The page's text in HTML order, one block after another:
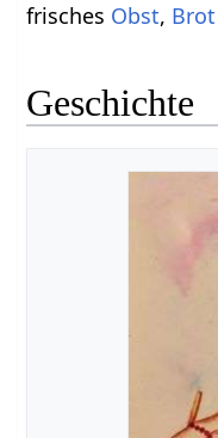
frisches Obst, Brot
Geschichte